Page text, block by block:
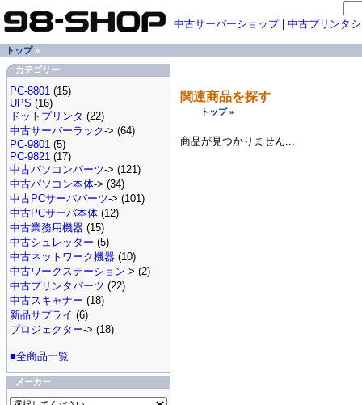
関連商品を探す
トップ»
商品が見つかりません...
中古サーバーショップ| 中古プリンタ
トップ»
カテゴリー
PC-8801 (15)
UPS (16)
ドットプリンタ (22)
中古サーバーラック-> (64)
PC-9801 (5)
PC-9821 (17)
中古パソコンパーツ-> (121)
中古パソコン本体-> (34)
中古PCサーバパーツ-> (101)
中古PCサーバ本体 (12)
中古業務用機器 (15)
中古シュレッダー (5)
中古ネットワーク機器 (10)
中古ワークステーション-> (2)
中古プリンタパーツ (22)
中古スキャナー (18)
新品サプライ (6)
プロジェクター-> (18)
■全商品一覧
メーカー